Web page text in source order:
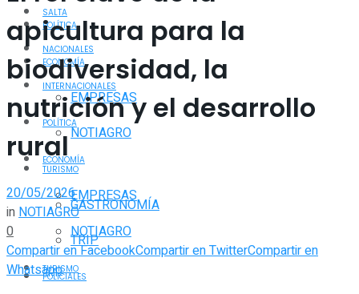
POLÍTICA
ECONOMÍA
EMPRESAS
NOTIAGRO
TURISMO
GASTRONOMÍA
TRIP
POLICIALES
SALTA
NACIONALES
INTERNACIONALES
POLÍTICA
ECONOMÍA
EMPRESAS
NOTIAGRO
TURISMO
apicultura para la
biodiversidad, la
nutrición y el desarrollo
rural
20/05/2026
inNOTIAGRO
0
Compartir en FacebookCompartir en TwitterCompartir en
Whatsapp